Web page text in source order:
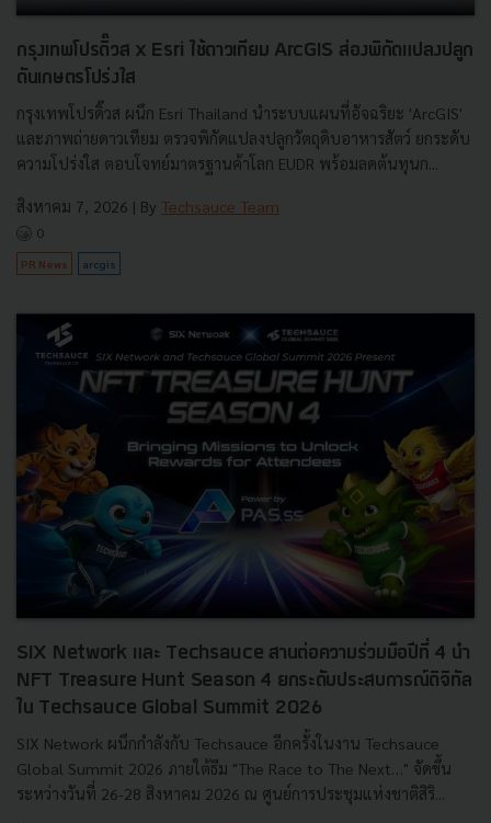
กรุงเทพโปรดิ๊วส x Esri ใช้ดาวเทียม ArcGIS ส่องพิกัดแปลงปลูก
ดันเกษตรโปร่งใส
กรุงเทพโปรดิ๊วส ผนึก Esri Thailand นำระบบแผนที่อัจฉริยะ 'ArcGIS'
และภาพถ่ายดาวเทียม ตรวจพิกัดแปลงปลูกวัตถุดิบอาหารสัตว์ ยกระดับ
ความโปร่งใส ตอบโจทย์มาตรฐานค้าโลก EUDR พร้อมลดต้นทุนก...
สิงหาคม 7, 2026 | By Techsauce Team
0
PR News arcgis
SIX Network และ Techsauce สานต่อความร่วมมือปีที่ 4 นำ
NFT Treasure Hunt Season 4 ยกระดับประสบการณ์ดิจิทัล
ใน Techsauce Global Summit 2026
SIX Network ผนึกกำลังกับ Techsauce อีกครั้งในงาน Techsauce
Global Summit 2026 ภายใต้ธีม "The Race to The Next…" จัดขึ้น
ระหว่างวันที่ 26-28 สิงหาคม 2026 ณ ศูนย์การประชุมแห่งชาติสิริ...